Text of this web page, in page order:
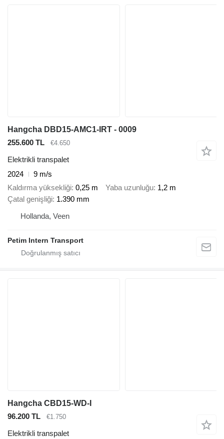
Hangcha DBD15-AMC1-IRT - 0009
255.600 TL
€4.650
Elektrikli transpalet
2024
9 m/s
Kaldırma yüksekliği 0,25 m Yaba uzunluğu 1,2 m
Çatal genişliği 1.390 mm
Hollanda, Veen
Petim Intern Transport
Hangcha CBD15-WD-I
96.200 TL
€1.750
Elektrikli transpalet